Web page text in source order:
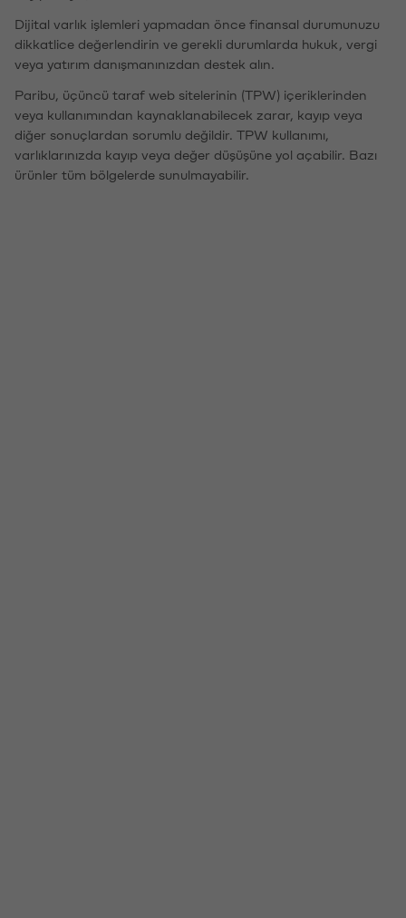
Dijital varlık işlemleri yapmadan önce finansal durumunuzu
dikkatlice değerlendirin ve gerekli durumlarda hukuk, vergi
veya yatırım danışmanınızdan destek alın.
Paribu, üçüncü taraf web sitelerinin (TPW) içeriklerinden
veya kullanımından kaynaklanabilecek zarar, kayıp veya
diğer sonuçlardan sorumlu değildir. TPW kullanımı,
varlıklarınızda kayıp veya değer düşüşüne yol açabilir. Bazı
ürünler tüm bölgelerde sunulmayabilir.